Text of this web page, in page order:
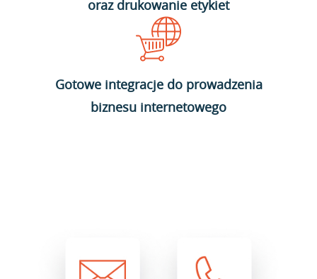
oraz drukowanie etykiet
Gotowe integracje do prowadzenia
biznesu internetowego